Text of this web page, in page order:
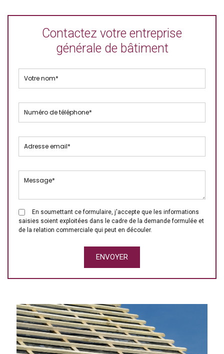
Contactez votre entreprise
générale de bâtiment
En soumettant ce formulaire, j'accepte que les informations
saisies soient exploitées dans le cadre de la demande formulée et
de la relation commerciale qui peut en découler.